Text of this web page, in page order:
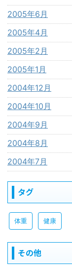
2005年6月
2005年4月
2005年2月
2005年1月
2004年12月
2004年10月
2004年9月
2004年8月
2004年7月
タグ
体重 健康
その他